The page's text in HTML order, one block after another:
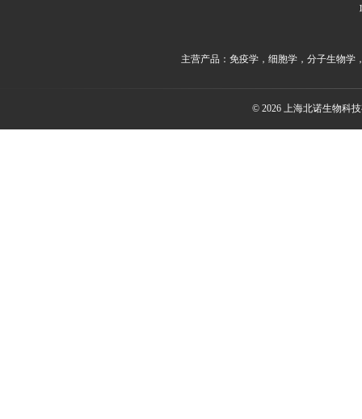
主营产品：免疫学，细胞学，分子生物学
© 2026 上海北诺生物科